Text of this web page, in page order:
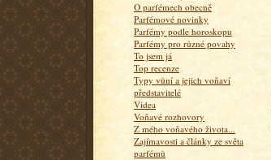
O parfémech obecně
Parfémové novinky
Parfémy podle horoskopu
Parfémy pro různé povahy
To jsem já
Top recenze
Typy vůní a jejich voňaví
představitelé
Videa
Voňavé rozhovory
Z mého voňavého života...
Zajímavosti a články ze světa
parfémů